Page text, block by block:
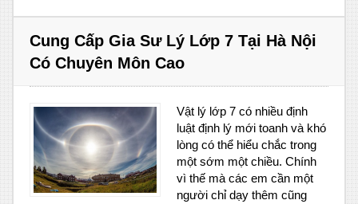
Cung Cấp Gia Sư Lý Lớp 7 Tại Hà Nội
Có Chuyên Môn Cao
Vật lý lớp 7 có nhiều định
luật định lý mới toanh và khó
lòng có thể hiểu chắc trong
một sớm một chiều. Chính
vì thế mà các em cần một
người chỉ dạy thêm cũng